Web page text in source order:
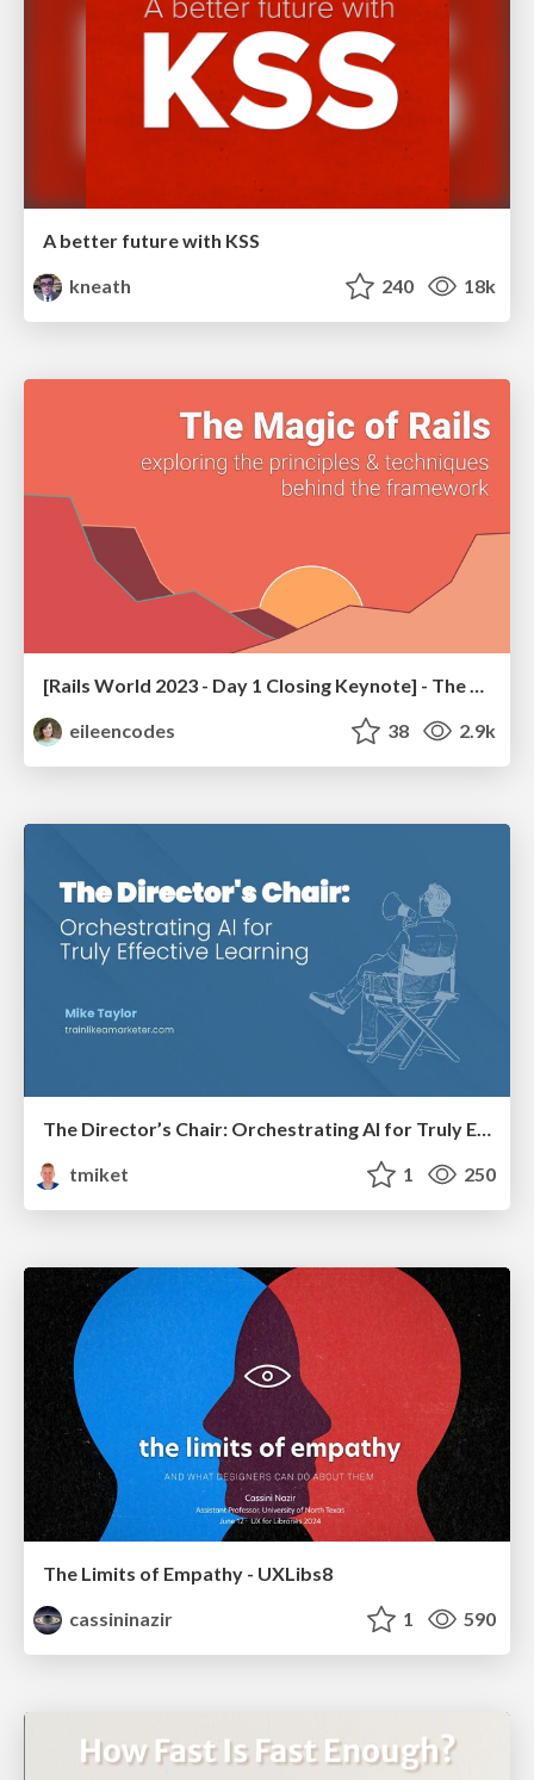
A better future with KSS
kneath
240 18k
[Rails World 2023 - Day 1 Closing Keynote] - The Magic of Rails
eileencodes
38 2.9k
The Director’s Chair: Orchestrating AI for Truly Effective Learning
tmiket
1 250
The Limits of Empathy - UXLibs8
cassininazir
1 590